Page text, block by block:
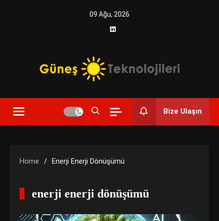
09 Ağu, 2026
Güneş Teknolojileri | Solar
Enerji Çözümleri ve
Bize Ulaşın
Home Enerji Enerji Dönüşümü
enerji enerji dönüşümü